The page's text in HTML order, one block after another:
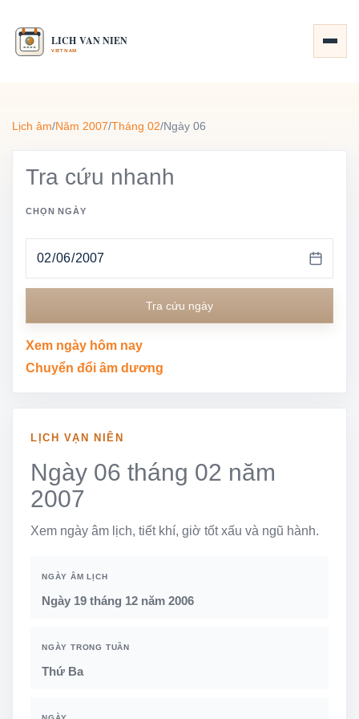
Lịch âm/Năm 2007/Tháng 02/Ngày 06
Tra cứu nhanh
CHỌN NGÀY
Tra cứu ngày
Xem ngày hôm nay
Chuyển đổi âm dương
LỊCH VẠN NIÊN
Ngày 06 tháng 02 năm
2007
Xem ngày âm lịch, tiết khí, giờ tốt xấu và ngũ hành.
NGÀY ÂM LỊCH
Ngày 19 tháng 12 năm 2006
NGÀY TRONG TUẦN
Thứ Ba